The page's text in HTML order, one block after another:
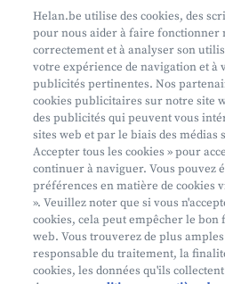
Prenez rendez-vous
Où nous trouver
Phishing
Mifid
Privacy
Info juridique
Soumis au contrôle de l'OCM
Helan.be utilise des cookies, des
pour nous aider à faire fonctionner
correctement et à analyser son
votre expérience de navigation et à
publicités pertinentes. Nos
cookies publicitaires sur notre site
des publicités qui peuvent vous
sites web et par le biais des médias
Accepter tous les cookies » pour
continuer à naviguer. Vous pouvez
préférences en matière de cookies
». Veuillez noter que si vous
cookies, cela peut empêcher le bon
web. Vous trouverez de plus
responsable du traitement, la
cookies, les données qu'ils